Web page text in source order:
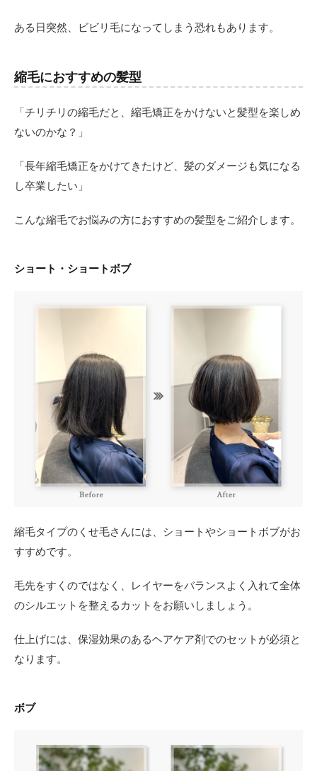
ある日突然、ビビリ毛になってしまう恐れもあります。
縮毛におすすめの髪型
「チリチリの縮毛だと、縮毛矯正をかけないと髪型を楽しめ
ないのかな？」
「長年縮毛矯正をかけてきたけど、髪のダメージも気になる
し卒業したい」
こんな縮毛でお悩みの方におすすめの髪型をご紹介します。
ショート・ショートボブ
縮毛タイプのくせ毛さんには、ショートやショートボブがお
すすめです。
毛先をすくのではなく、レイヤーをバランスよく入れて全体
のシルエットを整えるカットをお願いしましょう。
仕上げには、保湿効果のあるヘアケア剤でのセットが必須と
なります。
ボブ